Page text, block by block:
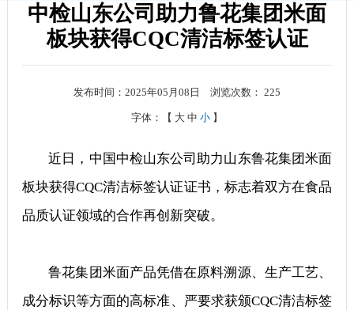
中检山东公司助力鲁花集团米面
板块获得CQC清洁标签认证
发布时间：2025年05月08日 浏览次数：225
字体：【 大 中 小 】
近日，中国中检山东公司助力山东鲁花集团米面
板块获得CQC清洁标签认证证书，标志着双方在食品
品质认证领域的合作再创新突破。
鲁花集团米面产品凭借在原料溯源、生产工艺、
成分标识等方面的高标准、严要求获颁CQC清洁标签